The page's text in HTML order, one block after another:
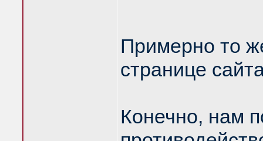
Примерно то
странице
Конечно, нам